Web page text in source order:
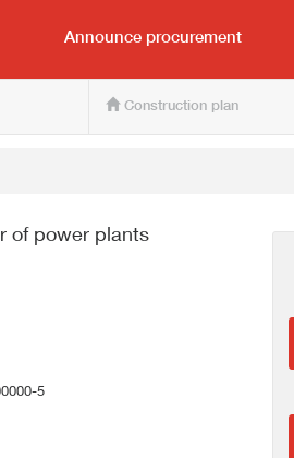
for the buyer and seller
Announce procurement
Construction plan
of power plants
5